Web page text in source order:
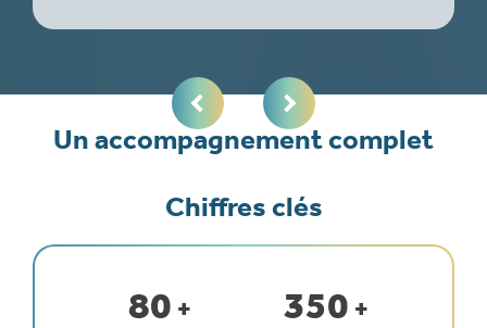
Un accompagnement complet
Chiffres clés
80+ 350+